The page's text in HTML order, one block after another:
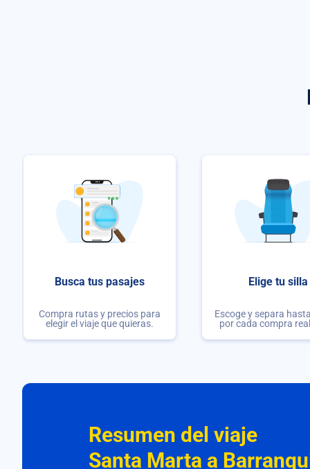
Busca tus pasajes
Compra rutas y precios para
elegir el viaje que quieras.
Elige tu silla
Escoge y separa
por cada compra
Resumen del viaje
Santa Marta a